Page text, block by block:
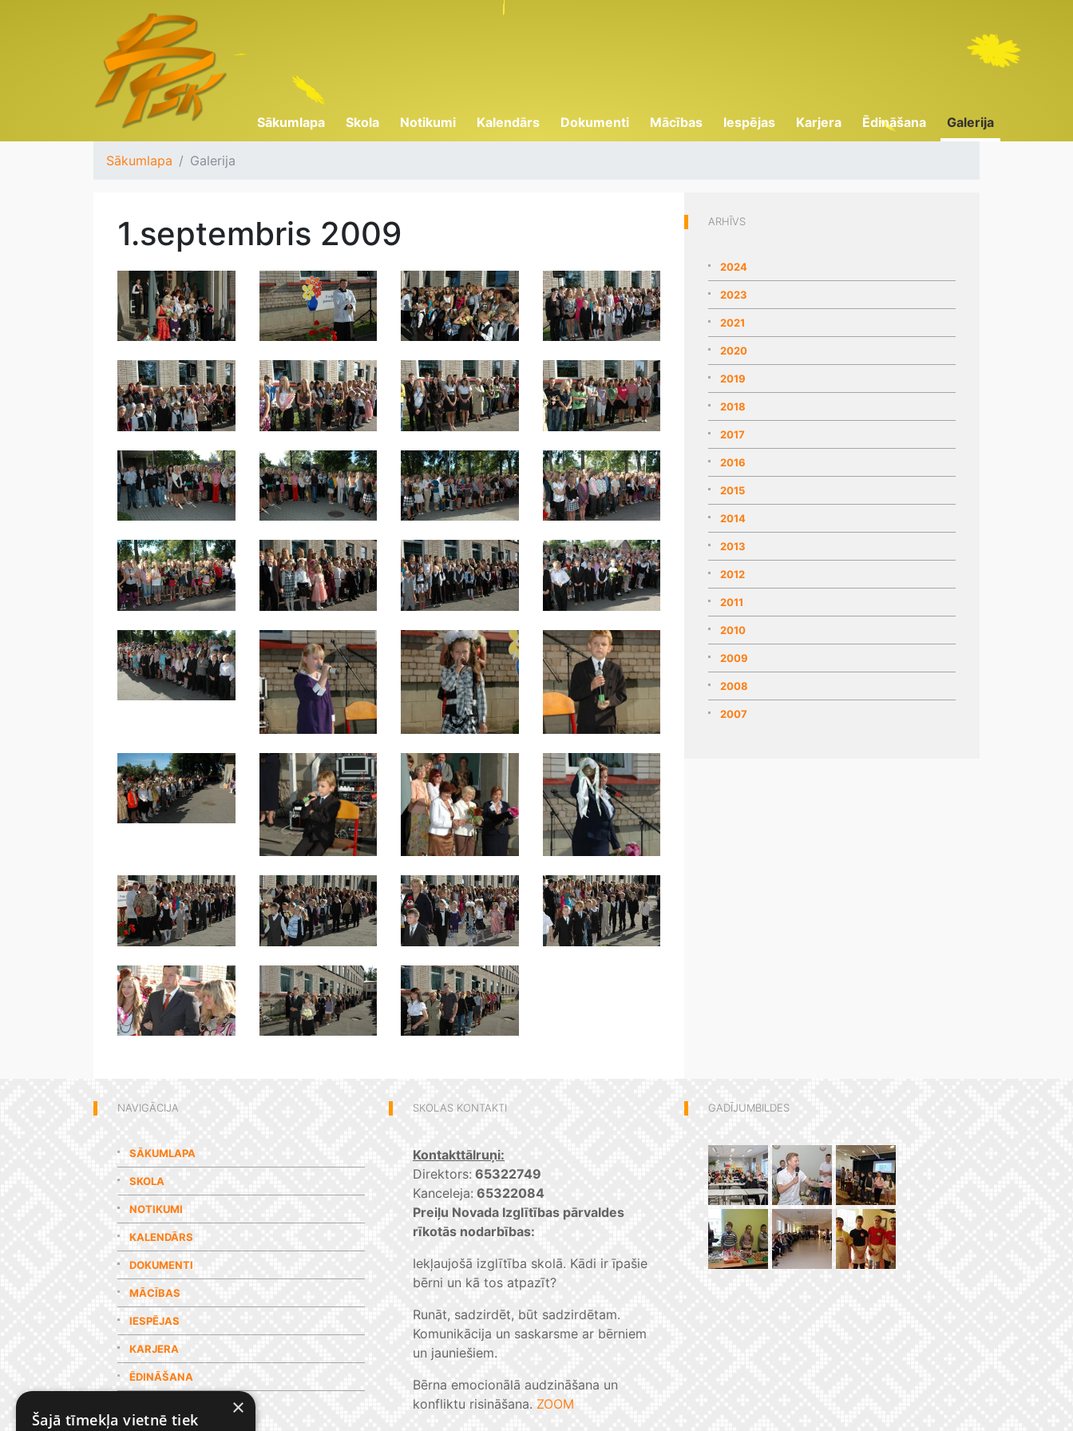
Sākumlapa Skola Notikumi Kalendārs Dokumenti Mācības Iespējas Karjera Ēdināšana Galerija
Sākumlapa Galerija
1.septembris 2009 ARHĪVS
2024
2023
2021
2020
2019
2018
2017
2016
2015
2014
2013
2012
2011
2010
2009
2008
2007
NAVIGĀCIJA
SĀKUMLAPA
SKOLA
NOTIKUMI
KALENDĀRS
DOKUMENTI
MĀCĪBAS
IESPĒJAS
KARJERA
ĒDINĀŠANA
SKOLAS KONTAKTI
Kontakttālruņi:
Direktors: 65322749
Kanceleja: 65322084
Preiļu Novada Izglītības pārvaldes
rīkotās nodarbības:
Iekļaujošā izglītība skolā. Kādi ir īpašie
bērni un kā tos atpazīt?
Runāt, sadzirdēt, būt sadzirdētam.
Komunikācija un saskarsme ar bērniem
un jauniešiem.
Bērna emocionālā audzināšana un
konfliktu risināšana. ZOOM
GADĪJUMBILDES
×
Šajā tīmekļa vietnē tiek